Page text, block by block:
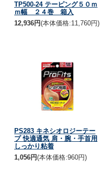
TP500-24 テーピング５０ｍ
ｍ幅 ２４巻 箱入
12,936円(本体価格:11,760円)
PS283 キネシオロジーテー
プ 快適通気 肩・腕・手首用
しっかり粘着
1,056円(本体価格:960円)